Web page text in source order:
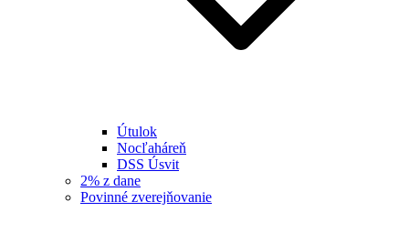
Útulok
Nocľaháreň
DSS Úsvit
2% z dane
Povinné zverejňovanie